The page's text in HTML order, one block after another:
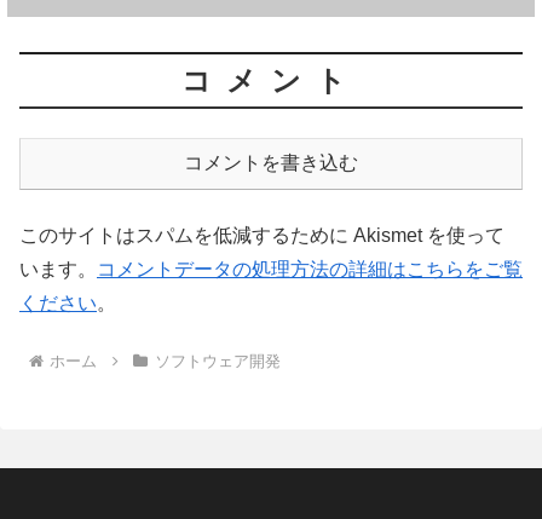
コメント
コメントを書き込む
このサイトはスパムを低減するために Akismet を使って
います。
コメントデータの処理方法の詳細はこちらをご覧
ください。
ホーム ソフトウェア開発